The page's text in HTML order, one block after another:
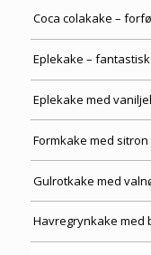
Coca colakake –
Eplekake –
Eplekake med
Formkake med
Gulrotkake med
Havregrynkake med